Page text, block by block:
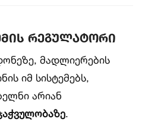
რეგულატორი
მადლიერების
იმ სისტემებს,
არიან
.